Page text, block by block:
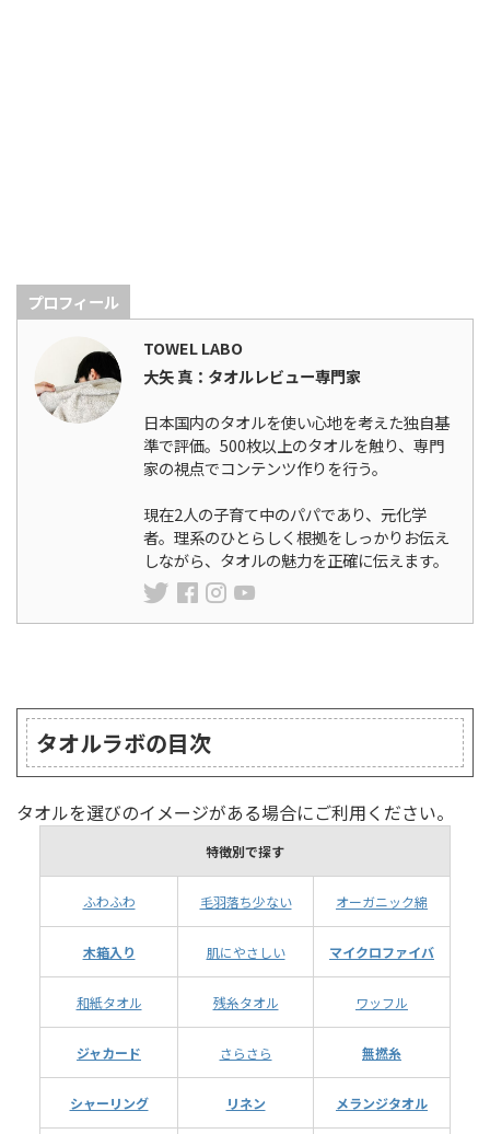
プロフィール
TOWEL LABO
大矢 真：タオルレビュー専門家
日本国内のタオルを使い心地を考えた独自基
準で評価。500枚以上のタオルを触り、専門
家の視点でコンテンツ作りを行う。
現在2人の子育て中のパパであり、元化学
者。理系のひとらしく根拠をしっかりお伝え
しながら、タオルの魅力を正確に伝えます。
タオルラボの目次
タオルを選びのイメージがある場合にご利用ください。
特徴別で探す
ふわふわ 毛羽落ち少ない オーガニック綿
木箱入り 肌にやさしい マイクロファイバ
和紙タオル 残糸タオル ワッフル
ジャカード さらさら 無撚糸
シャーリング リネン メランジタオル